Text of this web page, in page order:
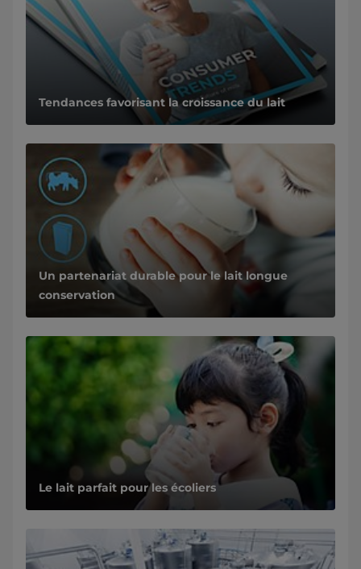
Tendances favorisant la croissance du lait
Un partenariat durable pour le lait longue
conservation
Le lait parfait pour les écoliers